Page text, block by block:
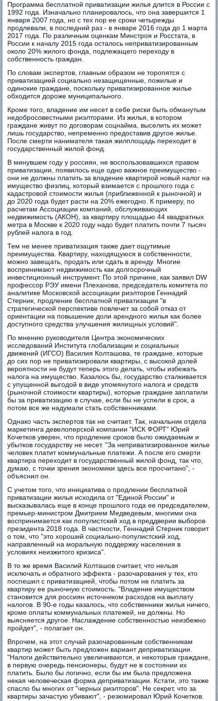
Программа бесплатной приватизации жилья длится в России с
1992 года. Изначально планировалось, что она завершится 1
января 2007 года, но с тех пор ее сроки четырежды
продлевали, в последний раз - в январе 2016 года до 1 марта
2017 года. По различным оценкам Минстроя и Росстата, в
России к началу 2015 года осталось неприватизированным
около 20% жилого фонда, подлежащего переходу в
собственность граждан.
По словам экспертов, главным образом не торопятся с
приватизацией социально незащищенные, пожилые и
одинокие граждане, поскольку приватизированное жилье
обходится дороже муниципального.
Кроме того, владение им несет в себе риски быть обманутым
недобросовестными риэлторами. Из жилья, в котором
граждане живут по договорам соцнайма, выселить их может
лишь государство, непременно предоставив другое жилье.
После смерти нанимателя такая жилплощадь переходит в
государственный жилой фонд.
В минувшем году у россиян, не воспользовавшихся правом
приватизации, появилось еще одно важное преимущество -
они не должны платить за владение квартирой новый налог на
имущество физлиц, который взимается с прошлого года с
кадастровой стоимости жилья (приближенной к рыночной) и
до 2020 года будет расти на 20% ежегодно. К примеру, по
расчетам Ассоциации компаний, обслуживающих
недвижимость (АКОН), за квартиру площадью 44 квадратных
метра в Москве к 2020 году надо будет платить почти 7 тысяч
рублей налога в год.
Тем не менее приватизация также дает ощутимые
преимущества. Квартиру, находящуюся в собственности,
можно завещать, продать или сдать в аренду. Многие
воспринимают недвижимость как долгосрочный
инвестиционный инструмент. По этой причине, как заявил DW
профессор РЭУ имени Плеханова, председатель комитета по
аналитике Московской ассоциации риэлторов Геннадий
Стерник, продление бесплатной приватизации "в
стратегической перспективе повлечет за собой отказ от
ориентации на повышение доли арендного жилья как более
доступного средства улучшения жилищных условий".
По мнению руководителя Центра экономических
исследований Института глобализации и социальных
движений (ИГСО) Василия Колташова, те граждане, которые
до сих пор не приватизировали квартиры, с высокой долей
вероятности не будут теперь этого делать, чтобы избежать
налога на имущество. Казалось бы, государство сталкивается
с упущенной выгодой в виде упомянутого налога и средств
(рыночной стоимости квартиры), которые граждане заплатили
бы за приватизацию в случае, если бы не успели в срок, а
потом все же надумали стать собственниками.
Однако часть экспертов так не считает. Так, начальник отдела
маркетинга девелоперской компании "ИСК ФОРТ" Юрий
Кочетков уверен, что продление сроков было ожидаемым и
убытков государству не несет. "За неприватизированное жилье
человек платит коммунальные платежи. А после его смерти
квартира переходит в государственный жилой фонд, так что,
думаю, с точки зрения экономики здесь все просчитано", -
объяснил он.
С учетом того, что инициатива о продлении бесплатной
приватизации жилья исходила от "Единой России" и
высказывалась еще в конце прошлого года ее председателем,
премьер-министром Дмитрием Медведевым, многими она
воспринимается как популистский ход в преддверии выборов
президента 2018 года. В частности, Геннадий Стерник говорит
о том, что "это хороший социально-популистский ход,
направленный на моральную поддержку населения в
условиях неизжитого кризиса".
В то же время Василий Колташов считает, что нельзя
исключать и обратного эффекта - разочарования у тех, кто
поспешил с приватизацией, чтобы потом не платить за
квартиру ее рыночную стоимость. "Владение имуществом
становится для россиян источником расходов на выплату
налогов. В 90-е годы казалось, что собственники жилья ничего,
кроме оплаты коммунальных платежей, не должны. Но
выясняется другое. Наслаждение собственностью неизбежно
пройдет", - полагает он.
Впрочем, на этот случай разочарованным собственникам
квартир может быть предложен вариант деприватизации.
"Налоги действительно увеличиваются, и некоторые граждане,
в первую очередь пенсионеры, будут не в состоянии их
платить. Было бы логично, если бы им была предложена
некая человеческая форма деприватизации. Кстати, это также
спасло бы многих от "черных риэлторов". Не секрет, что за
квартиры зачастую убивают", - резюмировал Юрий Кочетков.